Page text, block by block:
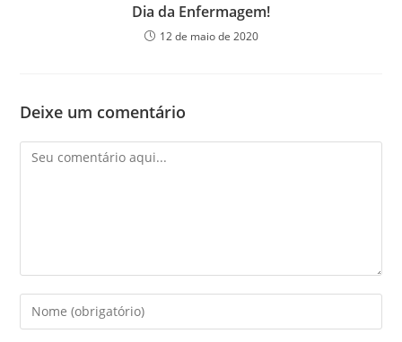
Dia da Enfermagem!
12 de maio de 2020
Deixe um comentário